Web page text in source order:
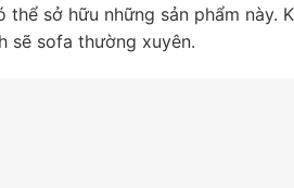
sở hữu những sản phẩm này.
sẽ sofa thường xuyên.